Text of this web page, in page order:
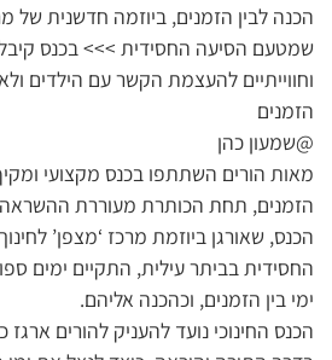
הכנה לבין הזמנים, ביוזמה חדשנית של
שמטעם הסיעה החסידית >>> בכנס
וחווייתיים להעצמת הקשר עם הילדים
הזמנים
@שמעון כהן
מאות הורים השתתפו בכנס מקצועי
הזמנים, תחת הכותרת מעוררת ההשראה
הכנס, שאורגן ביוזמת מרכז ‘מצפן’
החסידית בביתר עילית, התקיים ימים
ימי בין הזמנים, וכהכנה אליהם.
הכנס החינוכי נועד להעניק להורים ארגז